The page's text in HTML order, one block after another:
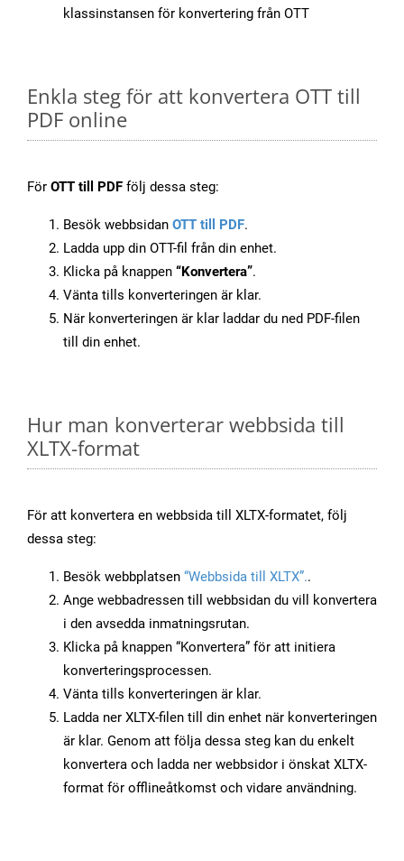
klassinstansen för konvertering från OTT
Enkla steg för att konvertera OTT till
PDF online
För OTT till PDF följ dessa steg:
Besök webbsidan OTT till PDF.
Ladda upp din OTT-fil från din enhet.
Klicka på knappen “Konvertera”.
Vänta tills konverteringen är klar.
När konverteringen är klar laddar du ned PDF-filen
till din enhet.
Hur man konverterar webbsida till
XLTX-format
För att konvertera en webbsida till XLTX-formatet, följ
dessa steg:
Besök webbplatsen “Webbsida till XLTX”..
Ange webbadressen till webbsidan du vill konvertera
i den avsedda inmatningsrutan.
Klicka på knappen “Konvertera” för att initiera
konverteringsprocessen.
Vänta tills konverteringen är klar.
Ladda ner XLTX-filen till din enhet när konverteringen
är klar. Genom att följa dessa steg kan du enkelt
konvertera och ladda ner webbsidor i önskat XLTX-
format för offlineåtkomst och vidare användning.